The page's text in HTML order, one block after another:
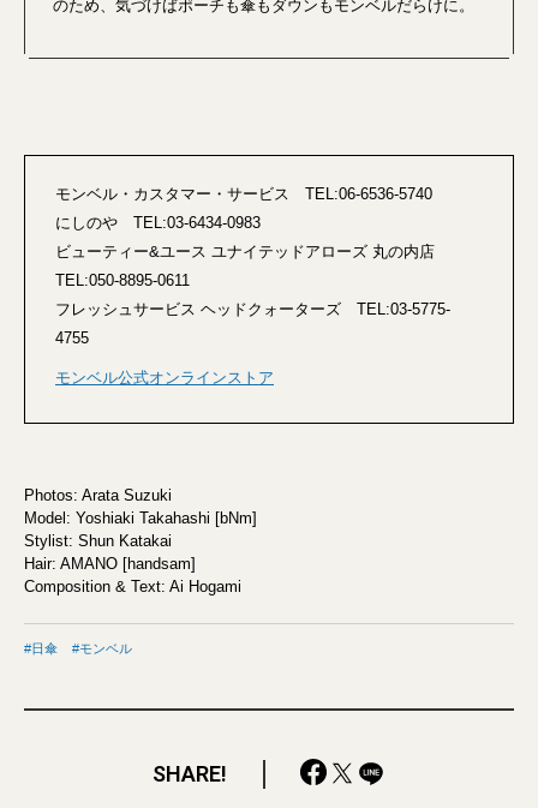
のため、気づけばポーチも傘もダウンもモンベルだらけに。
モンベル・カスタマー・サービス TEL:06-6536-5740
にしのや TEL:03-6434-0983
ビューティー&ユース ユナイテッドアローズ 丸の内店
TEL:050-8895-0611
フレッシュサービス ヘッドクォーターズ TEL:03-5775-
4755
モンベル公式オンラインストア
Photos: Arata Suzuki
Model: Yoshiaki Takahashi [bNm]
Stylist: Shun Katakai
Hair: AMANO [handsam]
Composition & Text: Ai Hogami
日傘 モンベル
SHARE!